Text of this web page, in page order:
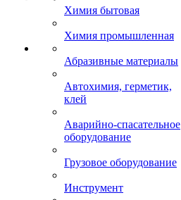
Химия бытовая
Химия промышленная
Абразивные материалы
Автохимия, герметик,
клей
Аварийно-спасательное
оборудование
Грузовое оборудование
Инструмент